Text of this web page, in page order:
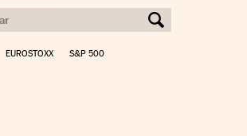
EUROSTOXX S&P 500